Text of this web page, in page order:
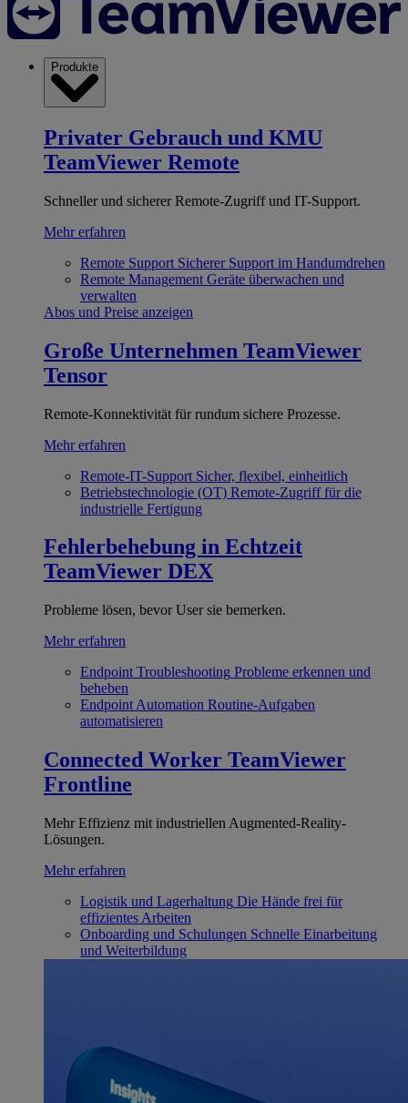
Produkte
Privater Gebrauch und KMU
TeamViewer Remote
Schneller und sicherer Remote-Zugriff und IT-Support.
Mehr erfahren
Remote Support Sicherer Support im Handumdrehen
Remote Management Geräte überwachen und
verwalten
Abos und Preise anzeigen
Große Unternehmen TeamViewer
Tensor
Remote-Konnektivität für rundum sichere Prozesse.
Mehr erfahren
Remote-IT-Support Sicher, flexibel, einheitlich
Betriebstechnologie (OT) Remote-Zugriff für die
industrielle Fertigung
Fehlerbehebung in Echtzeit
TeamViewer DEX
Probleme lösen, bevor User sie bemerken.
Mehr erfahren
Endpoint Troubleshooting Probleme erkennen und
beheben
Endpoint Automation Routine-Aufgaben
automatisieren
Connected Worker TeamViewer
Frontline
Mehr Effizienz mit industriellen Augmented-Reality-
Lösungen.
Mehr erfahren
Logistik und Lagerhaltung Die Hände frei für
effizientes Arbeiten
Onboarding und Schulungen Schnelle Einarbeitung
und Weiterbildung